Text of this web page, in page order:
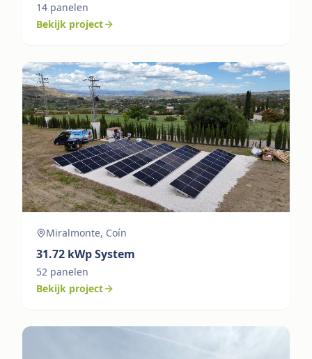
14 panelen
Bekijk project
Miralmonte, Coín
31.72 kWp System
52 panelen
Bekijk project